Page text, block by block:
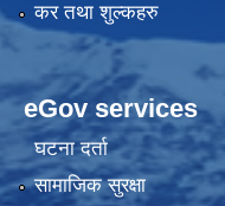
कर तथा शुल्कहरु
eGov services
घटना दर्ता
सामाजिक सुरक्षा